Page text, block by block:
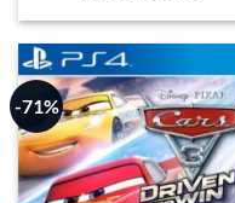
-71%